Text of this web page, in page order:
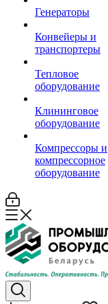
Генераторы
Конвейеры и
транспортеры
Тепловое
оборудование
Клининговое
оборудование
Компрессоры и
компрессорное
оборудование